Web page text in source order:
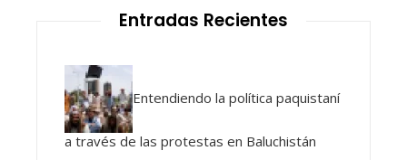
Entradas Recientes
Entendiendo la política paquistaní
a través de las protestas en Baluchistán